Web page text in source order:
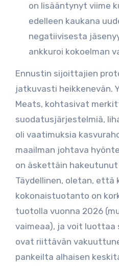
on lisääntynyt viime
edelleen kaukana
negatiivisesta
ankkuroi kokoelman
Ennustin sijoittajien
jatkuvasti heikkenevän.
Meats, kohtasivat
suodatusjärjestelmiä,
oli vaatimuksia
maailman johtava
on äskettäin hakeutunut
Täydellinen, oletan, että
kokonaistuotanto on
tuotolla vuonna 2026
vaimeaa), ja voit
ovat riittävän
pankeilta alhaisen